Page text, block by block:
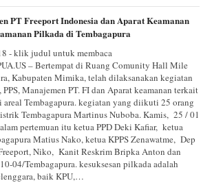
PT Freeport Indonesia dan Aparat Keamanan
Pilkada di Tembagapura
- klik judul untuk membaca
– Bertempat di Ruang Comunity Hall Mile
Kabupaten Mimika, telah dilaksanakan kegiatan
Manajemen PT. FI dan Aparat keamanan terkait
areal Tembagapura. kegiatan yang diikuti 25 orang
Tembagapura Martinus Nuboba. Kamis, 25 / 01
pertemuan itu ketua PPD Deki Kafiar, ketua
Matius Nako, ketua KPPS Zenawatme, Dep
Niko, Kanit Reskrim Bripka Anton dan
04/Tembagapura. kesuksesan pilkada adalah
baik KPU,…